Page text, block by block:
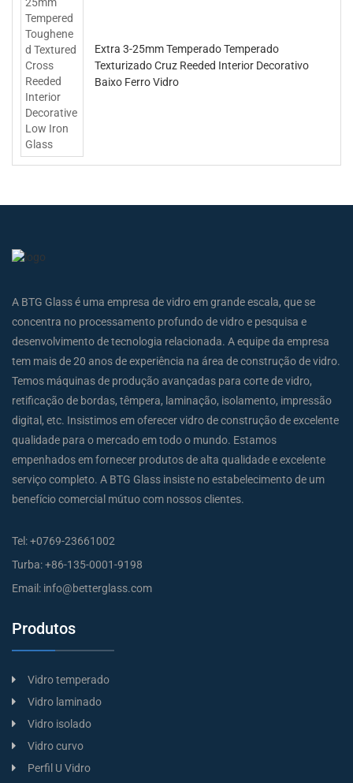
Extra 3-25mm Temperado Temperado
Texturizado Cruz Reeded Interior Decorativo
Baixo Ferro Vidro
A BTG Glass é uma empresa de vidro em grande escala, que se
concentra no processamento profundo de vidro e pesquisa e
desenvolvimento de tecnologia relacionada. A equipe da empresa
tem mais de 20 anos de experiência na área de construção de vidro.
Temos máquinas de produção avançadas para corte de vidro,
retificação de bordas, têmpera, laminação, isolamento, impressão
digital, etc. Insistimos em oferecer vidro de construção de excelente
qualidade para o mercado em todo o mundo. Estamos
empenhados em fornecer produtos de alta qualidade e excelente
serviço completo. A BTG Glass insiste no estabelecimento de um
benefício comercial mútuo com nossos clientes.
Tel:+0769-23661002
Turba:+86-135-0001-9198
Email: info@betterglass.com
Produtos
Vidro temperado
Vidro laminado
Vidro isolado
Vidro curvo
Perfil U Vidro